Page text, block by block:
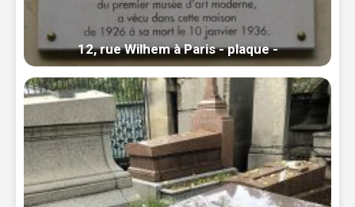
12, rue Wilhem à Paris - plaque -